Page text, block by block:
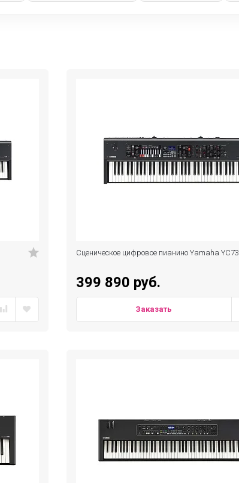
Сценическое цифровое пианино Yamaha YC73
399 890 руб.
Заказать